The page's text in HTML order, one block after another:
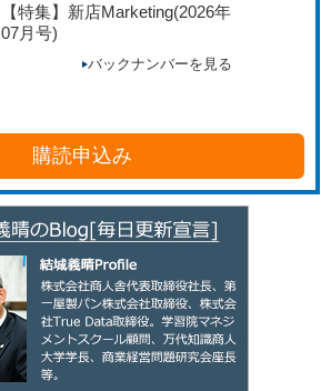
【特集】新店Marketing(2026年
07月号)
バックナンバーを見る
購読申込み